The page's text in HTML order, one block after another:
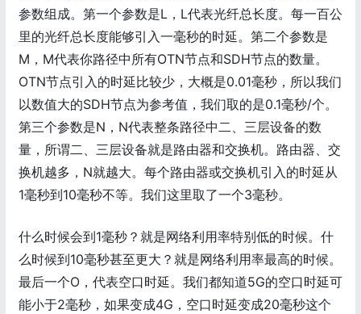
参数组成。第一个参数是L，L代表光纤总长度。每一百公
里的光纤总长度能够引入一毫秒的时延。第二个参数是
M，M代表你路径中所有OTN节点和SDH节点的数量。
OTN节点引入的时延比较少，大概是0.01毫秒，所以我们
以数值大的SDH节点为参考值，我们取的是0.1毫秒/个。
第三个参数是N，N代表整条路径中二、三层设备的数
量，所谓二、三层设备就是路由器和交换机。路由器、交
换机越多，N就越大。每个路由器或交换机引入的时延从
1毫秒到10毫秒不等。我们这里取了一个3毫秒。
什么时候会到1毫秒？就是网络利用率特别低的时候。什
么时候到10毫秒甚至更大？就是网络利用率最高的时候。
最后一个O，代表空口时延。我们都知道5G的空口时延可
能小于2毫秒，如果变成4G，空口时延变成20毫秒这个